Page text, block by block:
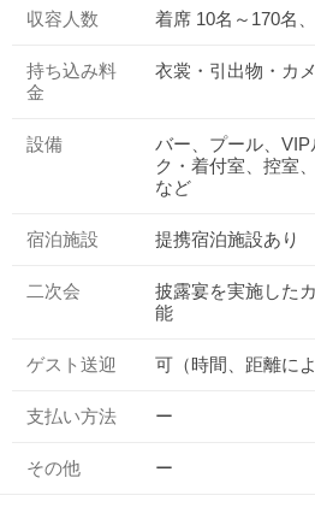
収容人数 着席 10名～170名
持ち込み料
金
衣裳・引出物・カ
設備
バー、プール、
ク・着付室、控室
など
宿泊施設 提携宿泊施設あり
二次会
披露宴を実施した
能
ゲスト送迎 可（時間、距離に
支払い方法 ー
その他 ー